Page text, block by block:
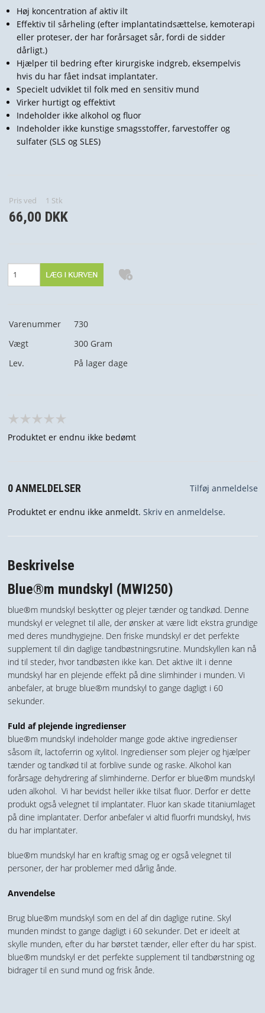
VILKÅR
SØGNING
KUNDECENTER
Høj koncentration af aktiv ilt
Effektiv til sårheling (efter implantatindsættelse, kemoterapi
eller proteser, der har forårsaget sår, fordi de sidder
dårligt.)
Hjælper til bedring efter kirurgiske indgreb, eksempelvis
hvis du har fået indsat implantater.
Specielt udviklet til folk med en sensitiv mund
Virker hurtigt og effektivt
Indeholder ikke alkohol og fluor
Indeholder ikke kunstige smagsstoffer, farvestoffer og
sulfater (SLS og SLES)
Pris ved 1 Stk
66,00 DKK
Varenummer
730
Vægt
300 Gram
Lev.
På lager dage
Produktet er endnu ikke bedømt
0 ANMELDELSER Tilføj anmeldelse
Produktet er endnu ikke anmeldt. Skriv en anmeldelse.
Beskrivelse
Blue®m mundskyl (MWI250)
blue®m mundskyl beskytter og plejer tænder og tandkød. Denne
mundskyl er velegnet til alle, der ønsker at være lidt ekstra grundige
med deres mundhygiejne. Den friske mundskyl er det perfekte
supplement til din daglige tandbøstningsrutine. Mundskyllen kan nå
ind til steder, hvor tandbøsten ikke kan. Det aktive ilt i denne
mundskyl har en plejende effekt på dine slimhinder i munden. Vi
anbefaler, at bruge blue®m mundskyl to gange dagligt i 60
sekunder.
Fuld af plejende ingredienser
blue®m mundskyl indeholder mange gode aktive ingredienser
såsom ilt, lactoferrin og xylitol. Ingredienser som plejer og hjælper
tænder og tandkød til at forblive sunde og raske. Alkohol kan
forårsage dehydrering af slimhinderne. Derfor er blue®m mundskyl
uden alkohol. Vi har bevidst heller ikke tilsat fluor. Derfor er dette
produkt også velegnet til implantater. Fluor kan skade titaniumlaget
på dine implantater. Derfor anbefaler vi altid fluorfri mundskyl, hvis
du har implantater.
blue®m mundskyl har en kraftig smag og er også velegnet til
personer, der har problemer med dårlig ånde.
Anvendelse
Brug blue®m mundskyl som en del af din daglige rutine. Skyl
munden mindst to gange dagligt i 60 sekunder. Det er ideelt at
skylle munden, efter du har børstet tænder, eller efter du har spist.
blue®m mundskyl er det perfekte supplement til tandbørstning og
bidrager til en sund mund og frisk ånde.